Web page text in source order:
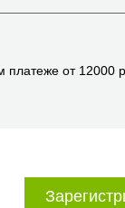
платеже от 12000